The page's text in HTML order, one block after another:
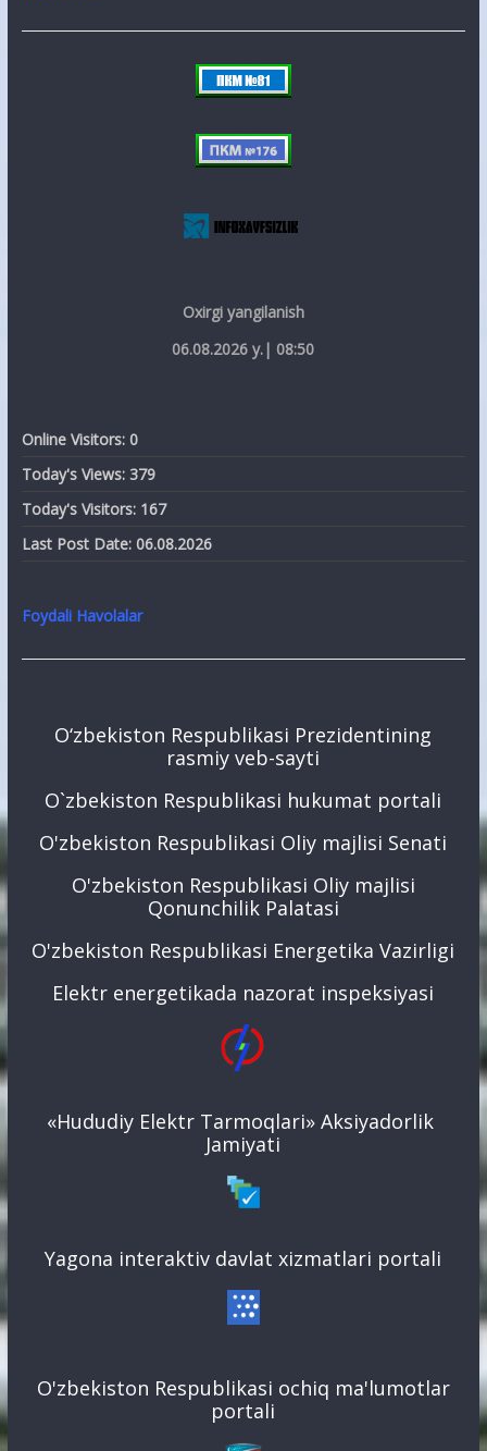
Oxirgi yangilanish
06.08.2026 y.| 08:50
Online Visitors: 0
Today's Views: 379
Today's Visitors: 167
Last Post Date: 06.08.2026
Foydali Havolalar
O‘zbekiston Respublikasi Prezidentining
rasmiy veb-sayti
O`zbekiston Respublikasi hukumat portali
O'zbekiston Respublikasi Oliy majlisi Senati
O'zbekiston Respublikasi Oliy majlisi
Qonunchilik Palatasi
O'zbekiston Respublikasi Energetika Vazirligi
Elektr energetikada nazorat inspeksiyasi
«Hududiy Elektr Tarmoqlari» Aksiyadorlik
Jamiyati
Yagona interaktiv davlat xizmatlari portali
O'zbekiston Respublikasi ochiq ma'lumotlar
portali